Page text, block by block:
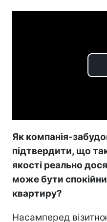
Як компанія-
підтвердити, що
якості реально
може бути
квартиру?
Насамперед